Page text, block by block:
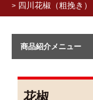
> 四川花椒（粗挽き）
商品紹介メニュー
花椒